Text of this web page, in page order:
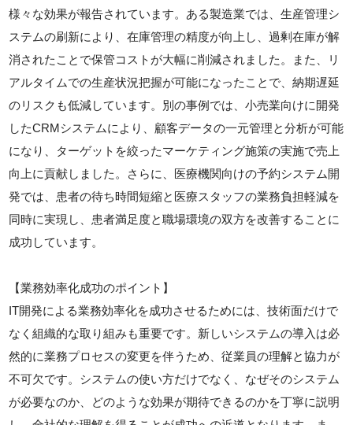
様々な効果が報告されています。ある製造業では、生産管理シ
ステムの刷新により、在庫管理の精度が向上し、過剰在庫が解
消されたことで保管コストが大幅に削減されました。また、リ
アルタイムでの生産状況把握が可能になったことで、納期遅延
のリスクも低減しています。別の事例では、小売業向けに開発
したCRMシステムにより、顧客データの一元管理と分析が可能
になり、ターゲットを絞ったマーケティング施策の実施で売上
向上に貢献しました。さらに、医療機関向けの予約システム開
発では、患者の待ち時間短縮と医療スタッフの業務負担軽減を
同時に実現し、患者満足度と職場環境の双方を改善することに
成功しています。
【業務効率化成功のポイント】
IT開発による業務効率化を成功させるためには、技術面だけで
なく組織的な取り組みも重要です。新しいシステムの導入は必
然的に業務プロセスの変更を伴うため、従業員の理解と協力が
不可欠です。システムの使い方だけでなく、なぜそのシステム
が必要なのか、どのような効果が期待できるのかを丁寧に説明